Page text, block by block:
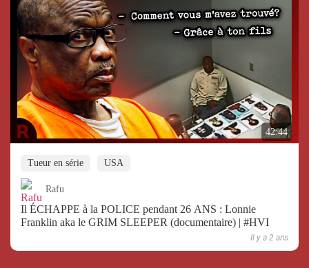
42:44
Tueur en série USA
Rafu
Il ÉCHAPPE à la POLICE pendant 26 ANS : Lonnie
Franklin aka le GRIM SLEEPER (documentaire) | #HVI
Il y a 2 ans